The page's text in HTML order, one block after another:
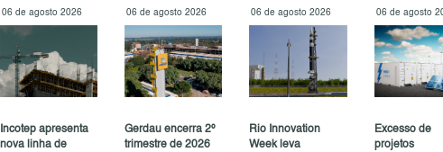
06 de agosto 2026
Incotep apresenta
nova linha de
06 de agosto 2026
Gerdau encerra 2º
trimestre de 2026
06 de agosto 2026
Rio Innovation
Week leva
06 de agosto
Excesso de
projetos